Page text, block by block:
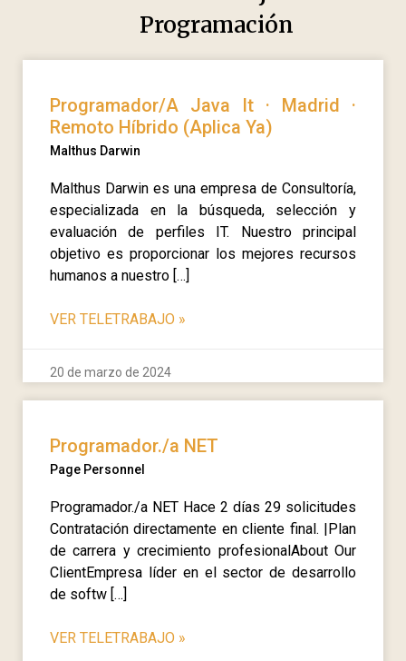
Programación
Programador/A Java It · Madrid ·
Remoto Híbrido (Aplica Ya)
Malthus Darwin
Malthus Darwin es una empresa de Consultoría,
especializada en la búsqueda, selección y
evaluación de perfiles IT. Nuestro principal
objetivo es proporcionar los mejores recursos
humanos a nuestro […]
VER TELETRABAJO »
20 de marzo de 2024
Programador./a NET
Page Personnel
Programador./a NET Hace 2 días 29 solicitudes
Contratación directamente en cliente final. |Plan
de carrera y crecimiento profesionalAbout Our
ClientEmpresa líder en el sector de desarrollo
de softw […]
VER TELETRABAJO »